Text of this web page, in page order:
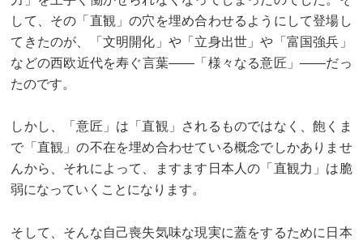
して、その「直観」の穴を埋め合わせるようにして登場し
てきたのが、「文明開化」や「立身出世」や「富国強兵」
などの西欧近代を寿ぐ言葉——「様々なる意匠」——だっ
たのです。
しかし、「意匠」は「直観」されるものではなく、飽くま
で「直観」の不在を埋め合わせている概念でしかありませ
んから、それによって、ますます日本人の「直観力」は脆
弱になっていくことになります。
そして、そんな自己喪失気味な現実に蓋をするために日本